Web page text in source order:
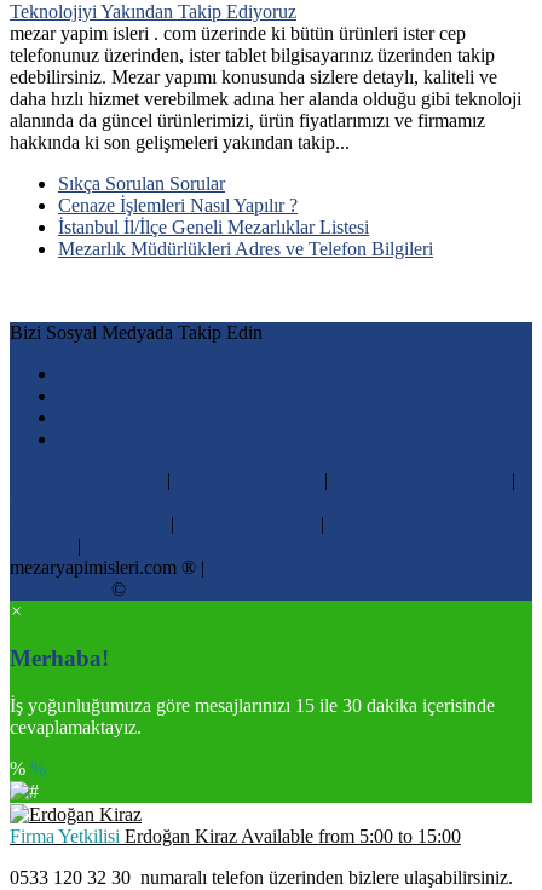
Teknolojiyi Yakından Takip Ediyoruz
mezar yapim isleri . com üzerinde ki bütün ürünleri ister cep
telefonunuz üzerinden, ister tablet bilgisayarınız üzerinden takip
edebilirsiniz. Mezar yapımı konusunda sizlere detaylı, kaliteli ve
daha hızlı hizmet verebilmek adına her alanda olduğu gibi teknoloji
alanında da güncel ürünlerimizi, ürün fiyatlarımızı ve firmamız
hakkında ki son gelişmeleri yakından takip...
Sıkça Sorulan Sorular
Cenaze İşlemleri Nasıl Yapılır ?
İstanbul İl/İlçe Geneli Mezarlıklar Listesi
Mezarlık Müdürlükleri Adres ve Telefon Bilgileri
Bizi Sosyal Medyada Takip Edin
| |
|
| |
|
mezaryapimisleri.com ® |
©
×
Merhaba!
İş yoğunluğumuza göre mesajlarınızı 15 ile 30 dakika içerisinde
cevaplamaktayız.
% %
Firma Yetkilisi Erdoğan KirazAvailable from 5:00 to 15:00
0533 120 32 30 numaralı telefon üzerinden bizlere ulaşabilirsiniz.